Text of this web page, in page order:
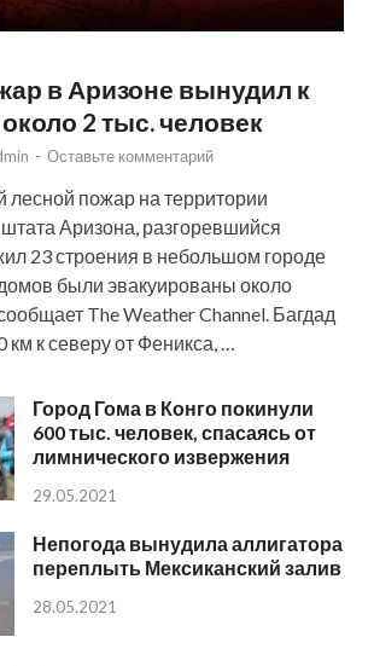
в Аризоне вынудил к
2 тыс. человек
- Оставьте комментарий
пожар на территории
Аризона, разгоревшийся
23 строения в небольшом городе
были эвакуированы около
The Weather Channel. Багдад
км к северу от Феникса, …
Город Гома в Конго покинули
600 тыс. человек, спасаясь от
лимнического извержения
29.05.2021
Непогода вынудила аллигатора
переплыть Мексиканский залив
28.05.2021